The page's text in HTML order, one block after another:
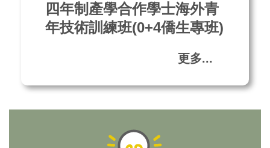
四年制產學合作學士海外青
年技術訓練班(0+4僑生專班)
更多...